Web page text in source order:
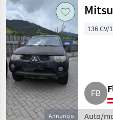
Fiat
Nissan
Mostra
tutti
19
MARKETPLACE
Annuncio
136 CV/
Auto/